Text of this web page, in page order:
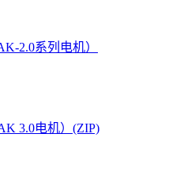
2.0系列电机）
3.0电机）(ZIP)